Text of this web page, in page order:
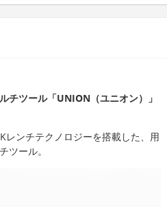
チツール「UNION（ユニオン）」
ンチテクノロジーを搭載した、用
ツール。